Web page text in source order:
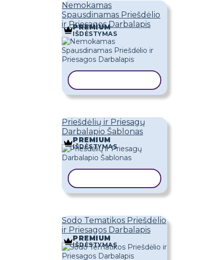
Nemokamas
Spausdinamas Priešdėlio
ir Priesagos Darbalapis
PREMIUM
IŠDĖSTYMAS
Priešdėlių ir Priesagų
Darbalapio Šablonas
PREMIUM
IŠDĖSTYMAS
Sodo Tematikos Priešdėlio
ir Priesagos Darbalapis
PREMIUM
IŠDĖSTYMAS